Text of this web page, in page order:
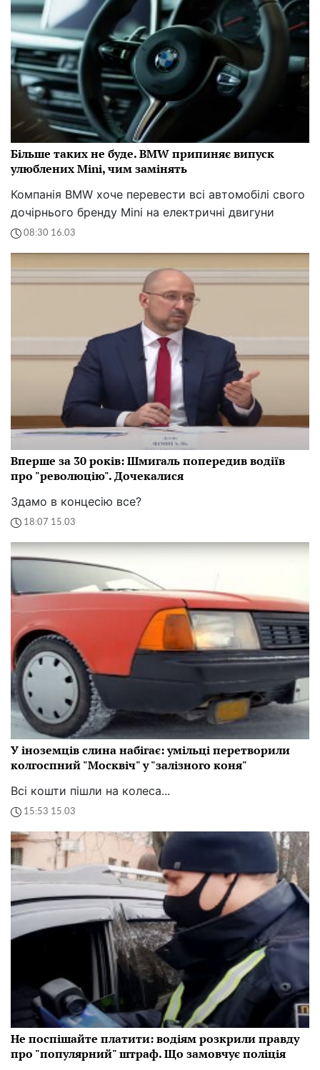
Більше таких не буде. BMW припиняє випуск
улюблених Mini, чим замінять
Компанія BMW хоче перевести всі автомобілі свого
дочірнього бренду Mini на електричні двигуни
08:30 16.03
Вперше за 30 років: Шмигаль попередив водіїв
про "революцію". Дочекалися
Здамо в концесію все?
18:07 15.03
У іноземців слина набігає: умільці перетворили
колгоспний "Москвіч" у "залізного коня"
Всі кошти пішли на колеса...
15:53 15.03
Не поспішайте платити: водіям розкрили правду
про "популярний" штраф. Що замовчує поліція